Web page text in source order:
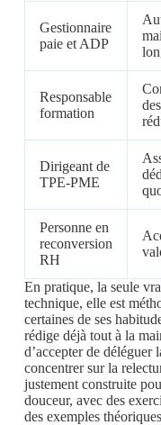
Gestionnaire
paie et ADP
Responsable
formation
Dirigeant de
TPE-PME
Personne en
reconversion
RH
En pratique, la seule
technique, elle est
certaines de ses
rédige déjà tout à la
d’accepter de déléguer
concentrer sur la
justement construite
douceur, avec des
des exemples